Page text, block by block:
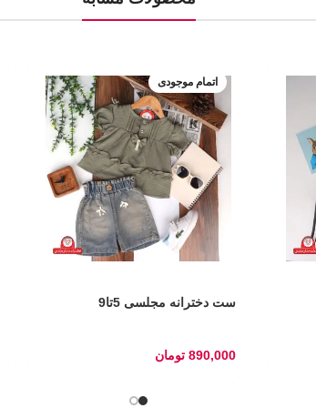
اتمام موجودی
ست دخترانه مجلسی 5تا9
890,000 تومان